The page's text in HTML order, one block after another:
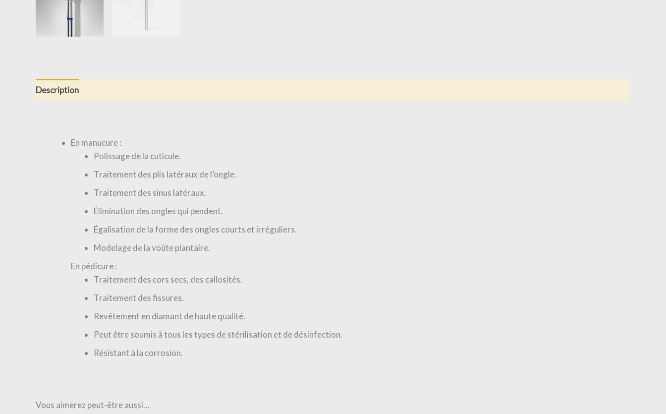
Description
En manucure :
Polissage de la cuticule.
Traitement des plis latéraux de l’ongle.
Traitement des sinus latéraux.
Élimination des ongles qui pendent.
Égalisation de la forme des ongles courts et irréguliers.
Modelage de la voûte plantaire.
En pédicure :
Traitement des cors secs, des callosités.
Traitement des fissures.
Revêtement en diamant de haute qualité.
Peut être soumis à tous les types de stérilisation et de désinfection.
Résistant à la corrosion.
Vous aimerez peut-être aussi…